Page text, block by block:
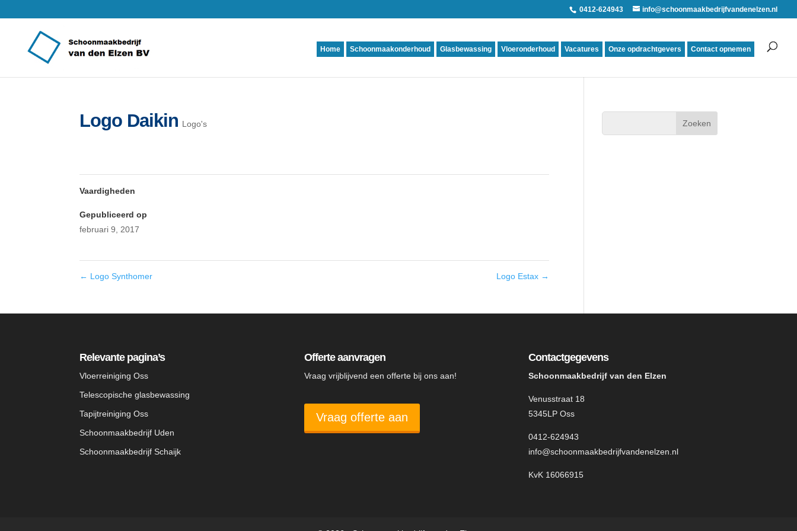
0412-624943 info@schoonmaakbedrijfvandenelzen.nl
Home Schoonmaakonderhoud Glasbewassing Vloeronderhoud Vacatures Onze opdrachtgevers Contact opnemen
Logo Daikin Logo's
Vaardigheden
Gepubliceerd op
februari 9, 2017
← Logo Synthomer Logo Estax →
Relevante pagina’s
Vloerreiniging Oss
Telescopische glasbewassing
Tapijtreiniging Oss
Schoonmaakbedrijf Uden
Schoonmaakbedrijf Schaijk
Offerte aanvragen
Vraag vrijblijvend een offerte bij ons aan!
Vraag offerte aan
Contactgegevens
Schoonmaakbedrijf van den Elzen
Venusstraat 18
5345LP Oss
0412-624943
info@schoonmaakbedrijfvandenelzen.nl
KvK 16066915